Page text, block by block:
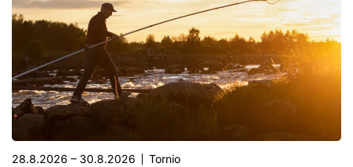
28.8.2026 – 30.8.2026 Tornio